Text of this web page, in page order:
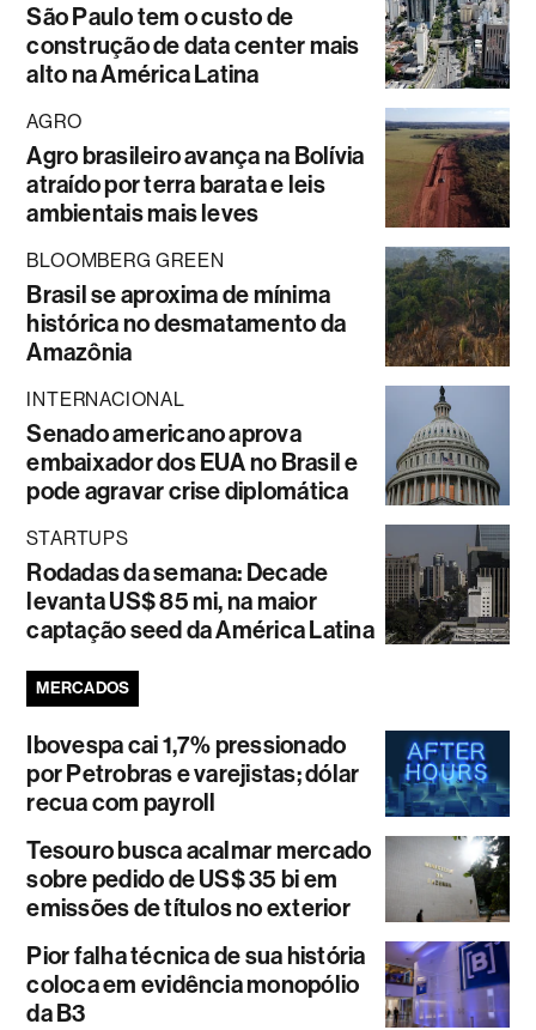
São Paulo tem o custo de
construção de data center mais
alto na América Latina
AGRO
Agro brasileiro avança na Bolívia
atraído por terra barata e leis
ambientais mais leves
BLOOMBERG GREEN
Brasil se aproxima de mínima
histórica no desmatamento da
Amazônia
INTERNACIONAL
Senado americano aprova
embaixador dos EUA no Brasil e
pode agravar crise diplomática
STARTUPS
Rodadas da semana: Decade
levanta US$ 85 mi, na maior
captação seed da América Latina
MERCADOS
Ibovespa cai 1,7% pressionado
por Petrobras e varejistas; dólar
recua com payroll
Tesouro busca acalmar mercado
sobre pedido de US$ 35 bi em
emissões de títulos no exterior
Pior falha técnica de sua história
coloca em evidência monopólio
da B3